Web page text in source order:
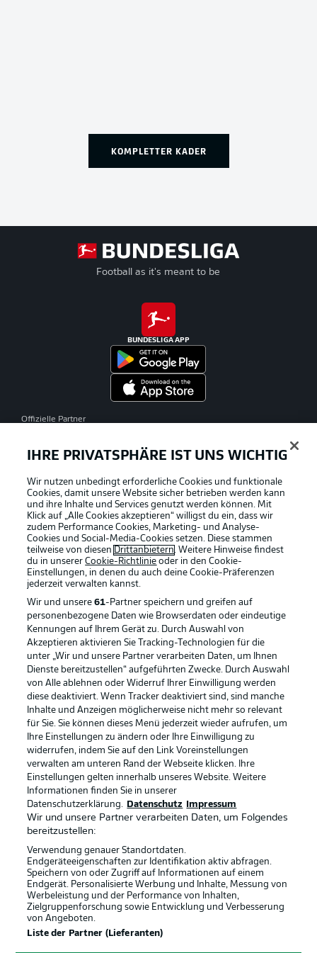
KOMPLETTER KADER
Football as it's meant to be
BUNDESLIGA APP
Offizielle Partner
Rechtliche Hinweise Voreinstellungen verwalten
Datenschutz Nutzungsbedingungen
Kontakt Jobs
Impressum Partner
Spieler Liveticker
AGB
© 2026 Bundesliga-Gruppe GmbH
IHRE PRIVATSPHÄRE IST UNS WICHTIG
Wir nutzen unbedingt erforderliche Cookies und funktionale
Cookies, damit unsere Website sicher betrieben werden kann
und ihre Inhalte und Services genutzt werden können. Mit
Klick auf „Alle Cookies akzeptieren“ willigst du ein, dass wir
zudem Performance Cookies, Marketing- und Analyse-
Cookies und Social-Media-Cookies setzen. Diese stammen
teilweise von diesen Drittanbietern. Weitere Hinweise findest
du in unsererCookie-Richtlinie oder in den Cookie-
Einstellungen, in denen du auch deine Cookie-Präferenzen
jederzeit verwalten kannst.
Wir und unsere61-Partner speichern und greifen auf
personenbezogene Daten wie Browserdaten oder eindeutige
Kennungen auf Ihrem Gerät zu. Durch Auswahl von
Akzeptieren aktivieren Sie Tracking-Technologien für die
unter „Wir und unsere Partner verarbeiten Daten, um Ihnen
Dienste bereitzustellen“ aufgeführten Zwecke. Durch Auswahl
von Alle ablehnen oder Widerruf Ihrer Einwilligung werden
diese deaktiviert. Wenn Tracker deaktiviert sind, sind manche
Inhalte und Anzeigen möglicherweise nicht mehr so relevant
für Sie. Sie können dieses Menü jederzeit wieder aufrufen, um
Ihre Einstellungen zu ändern oder Ihre Einwilligung zu
widerrufen, indem Sie auf den Link Voreinstellungen
verwalten am unteren Rand der Webseite klicken. Ihre
Einstellungen gelten innerhalb unseres Website. Weitere
Informationen finden Sie in unserer
Datenschutzerklärung.
Datenschutz Impressum
Wir und unsere Partner verarbeiten Daten, um Folgendes
bereitzustellen:
Verwendung genauer Standortdaten.
Endgeräteeigenschaften zur Identifikation aktiv abfragen.
Speichern von oder Zugriff auf Informationen auf einem
Endgerät. Personalisierte Werbung und Inhalte, Messung von
Werbeleistung und der Performance von Inhalten,
Zielgruppenforschung sowie Entwicklung und Verbesserung
von Angeboten.
Liste der Partner (Lieferanten)